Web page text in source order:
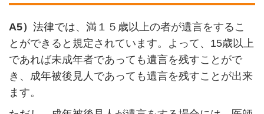
A5） 法律では、満１５歳以上の者が遺言をするこ
とができると規定されています。よって、15歳以上
であれば未成年者であっても遺言を残すことがで
き、成年被後見人であっても遺言を残すことが出来
ます。